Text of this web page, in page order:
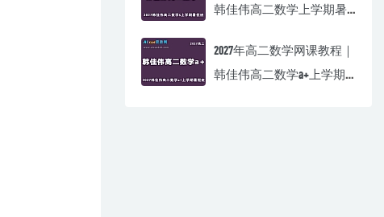
韩佳伟高二数学上学期暑
2027年高二数学网课教程｜
韩佳伟高二数学a+上学期